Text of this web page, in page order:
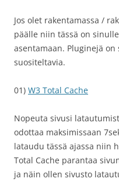
Jos olet rakentamassa /
päälle niin tässä on
asentamaan. Pluginejä
suositeltavia.
01) W3 Total Cache
Nopeuta sivusi
odottaa maksimissaan
lataudu tässä ajassa niin
Total Cache parantaa
ja näin ollen sivusto